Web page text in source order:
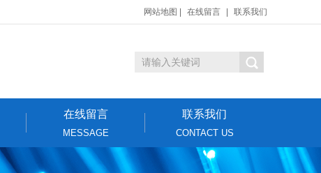
网站地图 在线留言 联系我们
在线留言
MESSAGE
联系我们
CONTACT US